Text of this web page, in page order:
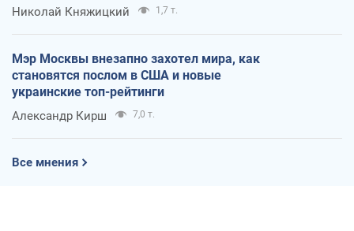
Николай Княжицкий 1,7 т.
Мэр Москвы внезапно захотел мира, как
становятся послом в США и новые
украинские топ-рейтинги
Александр Кирш 7,0 т.
Все мнения